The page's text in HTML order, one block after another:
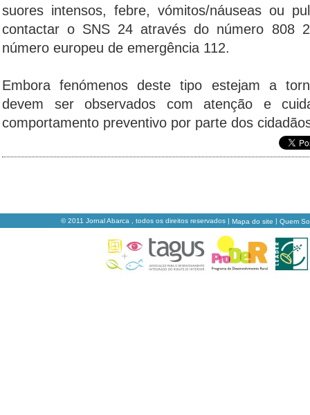
suores intensos, febre, vómitos/náuseas ou
contactar o SNS 24 através do número 808
número europeu de emergência 112.
Embora fenómenos deste tipo estejam a
devem ser observados com atenção e
comportamento preventivo por parte dos
© 2011 Jornal Abarca , todos os direitos reservados | Mapa do site | Quem